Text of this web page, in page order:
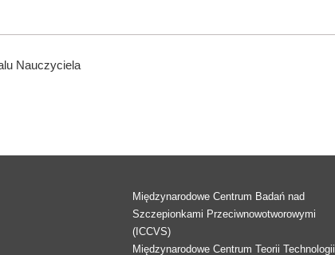
Nauczyciela
Międzynarodowe Centrum Badań nad
Szczepionkami Przeciwnowotworowymi
(ICCVS)
Międzynarodowe Centrum Teorii Technologii